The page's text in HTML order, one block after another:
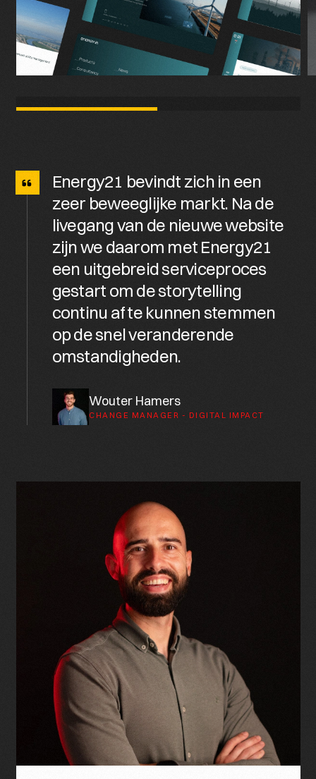
Energy21 bevindt zich in een
zeer beweeglijke markt. Na de
livegangvan de nieuwewebsite
zijnwe daarom met Energy21
een uitgebreidserviceproces
gestart om destorytelling
continu afte kunnenstemmen
opdesnelveranderende
omstandigheden.
Wouter Hamers
CHANGE MANAGER - DIGITAL IMPACT